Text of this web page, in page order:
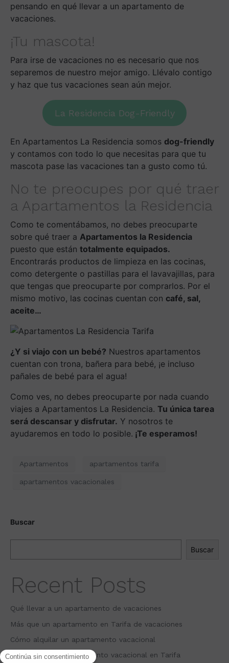
pensando en qué llevar a un apartamento de
vacaciones.
¡Tu mascota!
Para irse de vacaciones no es necesario que nos
separemos de nuestro mejor amigo. Llévalo contigo
y haz que tus vacaciones sean aún mejor.
La Residencia Dog-Friendly
En Apartamentos La Residencia somos dog-friendly
y contamos con todo lo que necesitas para que tu
mascota pase las vacaciones tan a gusto como tú.
No te preocupes por qué traer
a Apartamentos la Residencia
Como te comentábamos, no debes preocuparte
sobre qué traer a Apartamentos la Residencia
puesto que están totalmente equipados.
Encontrarás productos de limpieza en las cocinas,
como detergente o pastillas para el lavavajillas, para
que tengas que preocuparte por comprarlos. Por el
mismo motivo, las cocinas cuentan con café, sal,
aceite…
¿Y si viajo con un bebé? Nuestros apartamentos
cuentan con trona, bañera para bebé, ¡e incluso
pañales de bebé para el agua!
Como ves, no debes preocuparte por nada cuando
viajes a Apartamentos La Residencia. Tu única tarea
será descansar y disfrutar. Y nosotros te
ayudaremos en todo lo posible. ¡Te esperamos!
Apartamentos apartamentos tarifa
apartamentos vacacionales
Buscar
Buscar
Recent Posts
Qué llevar a un apartamento de vacaciones
Más que un apartamento en Tarifa de vacaciones
Cómo alquilar un apartamento vacacional
Ventajas de un apartamento vacacional en Tarifa